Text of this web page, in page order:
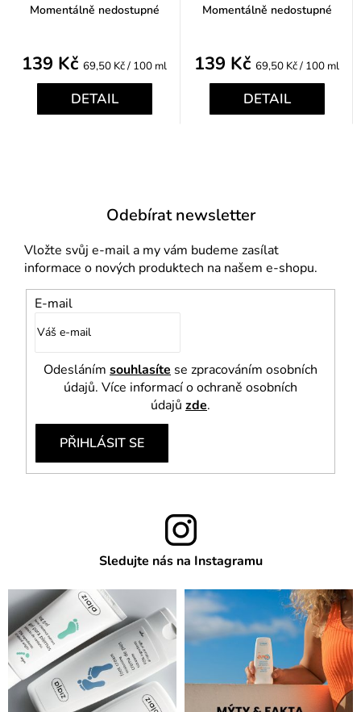
Momentálně nedostupné
139 Kč Měrná
cena:
69,50 Kč / 100 ml
DETAIL
Momentálně nedostupné
139 Kč Měrná
cena:
69,50 Kč / 100 ml
DETAIL
Odebírat newsletter
Vložte svůj e-mail a my vám budeme zasílat
informace o nových produktech na našem e-shopu.
E-mail
Odesláním souhlasíte se zpracováním osobních
údajů. Více informací o ochraně osobních
údajů zde.
PŘIHLÁSIT SE
Sledujte nás na Instagramu